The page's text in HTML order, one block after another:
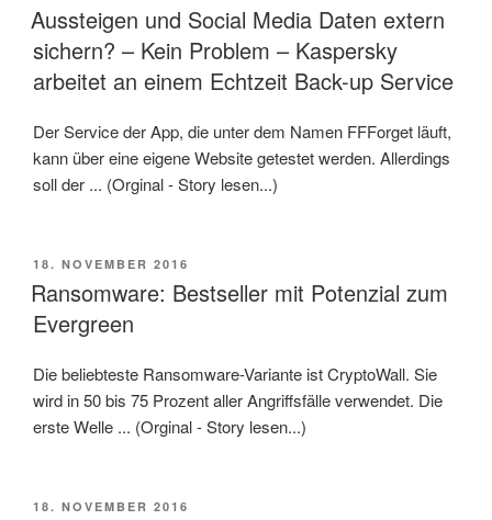
AM
Aussteigen und Social Media Daten extern
sichern? – Kein Problem – Kaspersky
arbeitet an einem Echtzeit Back-up Service
Der Service der App, die unter dem Namen FFForget läuft,
kann über eine eigene Website getestet werden. Allerdings
soll der ... (Orginal - Story lesen...)
VERÖFFENTLICHT
AM
18. NOVEMBER 2016
Ransomware: Bestseller mit Potenzial zum
Evergreen
Die beliebteste Ransomware-Variante ist CryptoWall. Sie
wird in 50 bis 75 Prozent aller Angriffsfälle verwendet. Die
erste Welle ... (Orginal - Story lesen...)
VERÖFFENTLICHT
18. NOVEMBER 2016